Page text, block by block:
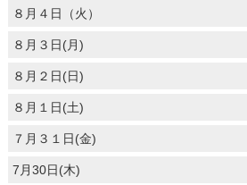
８月４日（火）
８月３日(月)
８月２日(日)
８月１日(土)
７月３１日(金)
7月30日(木)